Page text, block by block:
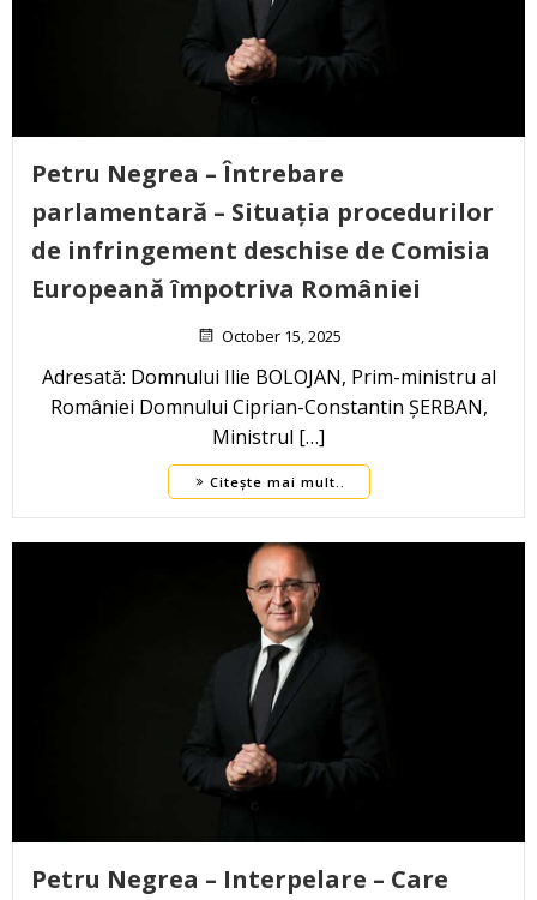
Petru Negrea – Întrebare
parlamentară – Situația procedurilor
de infringement deschise de Comisia
Europeană împotriva României
October 15, 2025
Adresată: Domnului Ilie BOLOJAN, Prim-ministru al
României Domnului Ciprian-Constantin ȘERBAN,
Ministrul […]
Citește mai mult..
Petru Negrea – Interpelare – Care